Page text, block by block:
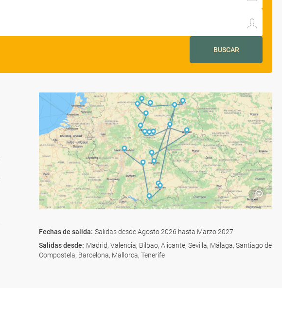
BUSCAR
Fechas de salida: Salidas desde Agosto 2026 hasta Marzo 2027
Salidas desde: Madrid, Valencia, Bilbao, Alicante, Sevilla, Málaga, Santiago de
Compostela, Barcelona, Mallorca, Tenerife